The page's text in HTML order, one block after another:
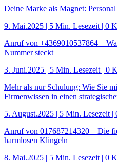
Deine Marke als Magnet:
9. Mai.2025 | 5 Min. Lesezeit | 0
Anruf von +4369010537864 –
Nummer steckt
3. Juni.2025 | 5 Min. Lesezeit | 0
Mehr als nur Schulung: Wie Sie
Firmenwissen in einen
5. August.2025 | 5 Min. Lesezeit |
Anruf von 017687214320 – Die
harmlosen Klingeln
8. Mai.2025 | 5 Min. Lesezeit | 0